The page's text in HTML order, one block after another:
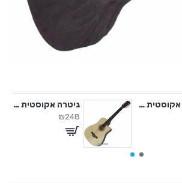
גיטרה אקוסטית מוגברת גיטרה אקוסטית עם תיק
₪248